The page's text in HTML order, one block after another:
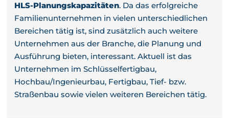
HLS-Planungskapazitäten. Da das erfolgreiche
Familienunternehmen in vielen unterschiedlichen
Bereichen tätig ist, sind zusätzlich auch weitere
Unternehmen aus der Branche, die Planung und
Ausführung bieten, interessant. Aktuell ist das
Unternehmen im Schlüsselfertigbau,
Hochbau/Ingenieurbau, Fertigbau, Tief- bzw.
Straßenbau sowie vielen weiteren Bereichen tätig.